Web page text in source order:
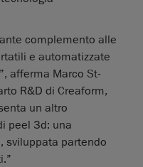
complemento alle
e automatizzate
afferma Marco St-
R&D di Creaform,
un altro
peel 3d: una
sviluppata partendo